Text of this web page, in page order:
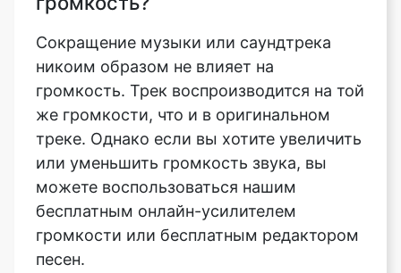
громкость. Трек воспроизводится на той
же громкости, что и в оригинальном
треке. Однако если вы хотите увеличить
или уменьшить громкость звука, вы
бесплатным онлайн-усилителем
Как загрузить звук в Sound